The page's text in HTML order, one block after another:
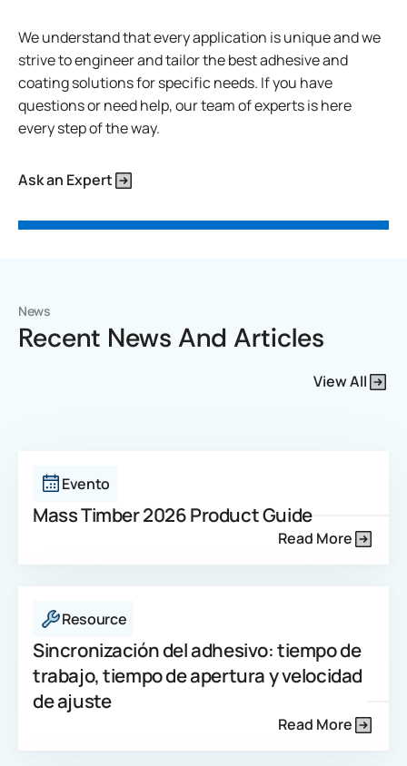
We understand that every application is unique and we
strive to engineer and tailor the best adhesive and
coating solutions for specific needs. If you have
questions or need help, our team of experts is here
every step of the way.
Ask an Expert
News
Recent News And Articles
View All
Evento
Mass Timber 2026 Product Guide
Read More
Resource
Sincronización del adhesivo: tiempo de
trabajo, tiempo de apertura y velocidad
de ajuste
Read More